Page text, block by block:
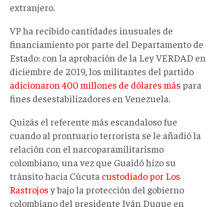
extranjero.
VP ha recibido cantidades inusuales de
financiamiento por parte del Departamento de
Estado: con la aprobación de la Ley VERDAD en
diciembre de 2019, los militantes del partido
adicionaron 400 millones de dólares más para
fines desestabilizadores en Venezuela.
Quizás el referente más escandaloso fue
cuando al prontuario terrorista se le añadió la
relación con el narcoparamilitarismo
colombiano, una vez que Guaidó hizo su
tránsito hacia Cúcuta custodiado por Los
Rastrojos y bajo la protección del gobierno
colombiano del presidente Iván Duque en